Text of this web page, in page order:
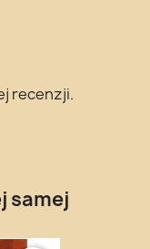
recenzji.
samej